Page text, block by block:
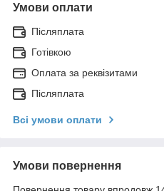
Умови оплати
Післяплата
Готівкою
Оплата за реквізитами
Післяплата
Всі умови оплати
Умови повернення